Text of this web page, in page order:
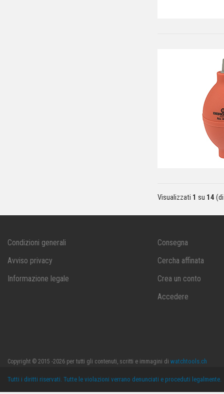
Visualizzati 1 su 14
Condizioni generali
Avviso privacy
Informazione legale
Consegna
Cercha affinata
Crea un conto
Accedere
Copyright © 2015 -2026 per tutti gli contenuti, scritti e immagini di watchtools.ch
Tutti i diritti riservati. Tutte le violazioni verrano denunciati e proceduti legalmente.